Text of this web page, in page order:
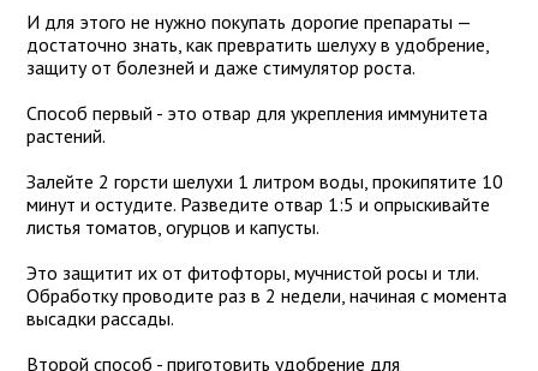
И для этого не нужно покупать дорогие препараты —
достаточно знать, как превратить шелуху в удобрение,
защиту от болезней и даже стимулятор роста.
Способ первый - это отвар для укрепления иммунитета
растений.
Залейте 2 горсти шелухи 1 литром воды, прокипятите 10
минут и остудите. Разведите отвар 1:5 и опрыскивайте
листья томатов, огурцов и капусты.
Это защитит их от фитофторы, мучнистой росы и тли.
Обработку проводите раз в 2 недели, начиная с момента
высадки рассады.
Второй способ - приготовить удобрение для